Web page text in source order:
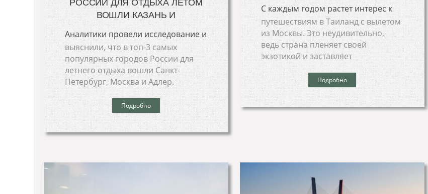
РОССИИ ДЛЯ ОТДЫХА ЛЕТОМ
ВОШЛИ КАЗАНЬ И
Аналитики провели исследование и
выяснили, что в топ-3 самых
популярных городов России для
летнего отдыха вошли Санкт-
Петербург, Москва и Адлер.
Подробно
С каждым годом растет интерес к
путешествиям в Таиланд с вылетом
из Москвы. Это неудивительно,
ведь страна пленяет своей
экзотикой и заставляет
Подробно